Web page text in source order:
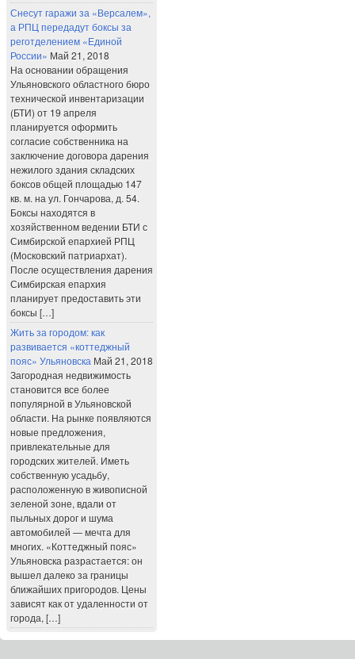
Снесут гаражи за «Версалем»,
а РПЦ передадут боксы за
реготделением «Единой
России» Май 21, 2018
На основании обращения
Ульяновского областного бюро
технической инвентаризации
(БТИ) от 19 апреля
планируется оформить
согласие собственника на
заключение договора дарения
нежилого здания складских
боксов общей площадью 147
кв. м. на ул. Гончарова, д. 54.
Боксы находятся в
хозяйственном ведении БТИ с
Симбирской епархией РПЦ
(Московский патриархат).
После осуществления дарения
Симбирская епархия
планирует предоставить эти
боксы […]
Жить за городом: как
развивается «коттеджный
пояс» Ульяновска Май 21, 2018
Загородная недвижимость
становится все более
популярной в Ульяновской
области. На рынке появляются
новые предложения,
привлекательные для
городских жителей. Иметь
собственную усадьбу,
расположенную в живописной
зеленой зоне, вдали от
пыльных дорог и шума
автомобилей — мечта для
многих. «Коттеджный пояс»
Ульяновска разрастается: он
вышел далеко за границы
ближайших пригородов. Цены
зависят как от удаленности от
города, […]